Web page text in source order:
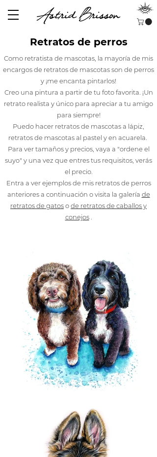
Retratos de perros
Como retratista de mascotas, la mayoría de mis
encargos de retratos de mascotas son de perros
y ¡me encanta pintarlos!
Creo una pintura a partir de tu foto favorita. ¡Un
retrato realista y único para apreciar a tu amigo
para siempre!
Puedo hacer retratos de mascotas a lápiz,
retratos de mascotas al pastel y en acuarela.
Para ver tamaños y precios, vaya a "ordene el
suyo" y una vez que entres tus requisitos, verás
el precio.
Entra a ver ejemplos de mis retratos de perros
anteriores a continuación o visita la galería de
retratos de gatosode retratos de caballos y
conejos.